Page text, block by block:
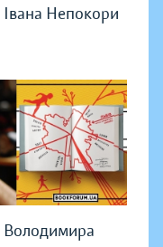
Івана Непокори
Володимира